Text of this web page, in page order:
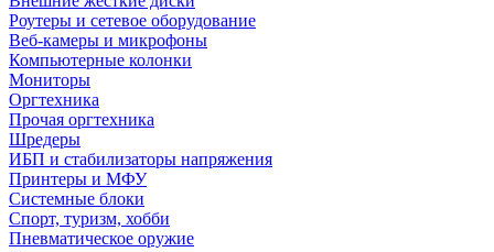
Роутеры и сетевое оборудование
Веб-камеры и микрофоны
Компьютерные колонки
Мониторы
Оргтехника
Прочая оргтехника
Шредеры
ИБП и стабилизаторы напряжения
Принтеры и МФУ
Системные блоки
Спорт, туризм, хобби
Пневматическое оружие